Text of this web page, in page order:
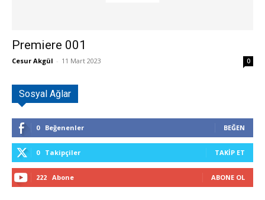
Premiere 001
Cesur Akgül - 11 Mart 2023 0
Sosyal Ağlar
0 Beğenenler BEĞEN
0 Takipçiler TAKIP ET
222 Abone ABONE OL